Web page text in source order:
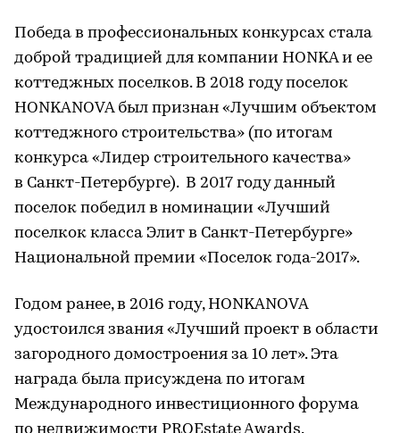
Победа в профессиональных конкурсах cтала
доброй традицией для компании HONKA и ее
коттеджных поселков. В 2018 году поселок
HONKANOVA был признан «Лучшим объектом
коттеджного строительства» (по итогам
конкурса «Лидер строительного качества»
в Санкт-Петербурге). В 2017 году данный
поселок победил в номинации «Лучший
поселкок класса Элит в Санкт-Петербурге»
Национальной премии «Поселок года-2017».
Годом ранее, в 2016 году, HONKANOVA
удостоился звания «Лучший проект в области
загородного домостроения за 10 лет». Эта
награда была присуждена по итогам
Международного инвестиционного форума